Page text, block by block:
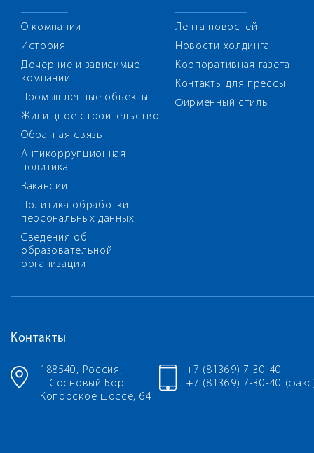
О компании
История
Дочерние и зависимые
компании
Промышленные объекты
Жилищное строительство
Обратная связь
Антикоррупционная
политика
Вакансии
Политика обработки
персональных данных
Сведения об
образовательной
организации
Лента новостей
Новости холдинга
Корпоративная газета
Контакты для прессы
Фирменный стиль
Контакты
188540, Россия,
г. Сосновый Бор
Копорское шоссе, 64
+7 (81369) 7-30-40
+7 (81369) 7-30-40